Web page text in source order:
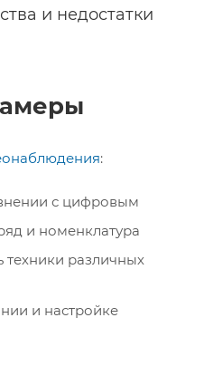
и недостатки
:
с цифровым
и номенклатура
техники различных
и настройке